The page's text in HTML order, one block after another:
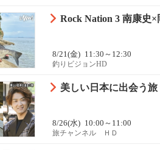
Rock Nation 3 南康史
8/21(金) 11:30～12:30
釣りビジョンHD
美しい日本に出会う旅
8/26(水) 10:00～11:00
旅チャンネル ＨＤ